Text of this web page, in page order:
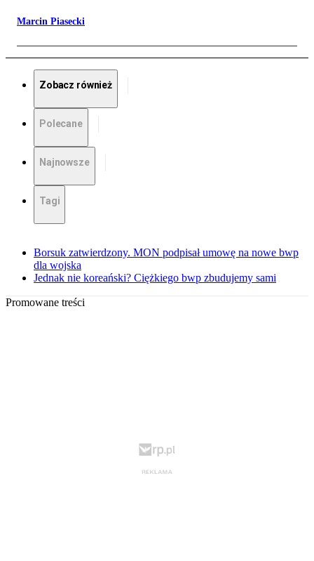
Marcin Piasecki
Zobacz również
Polecane
Najnowsze
Tagi
Borsuk zatwierdzony. MON podpisał umowę na nowe bwp
dla wojska
Jednak nie koreański? Ciężkiego bwp zbudujemy sami
Promowane treści